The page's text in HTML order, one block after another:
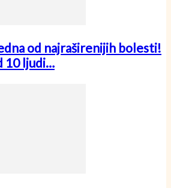
od najraširenijih bolesti!
10 ljudi…